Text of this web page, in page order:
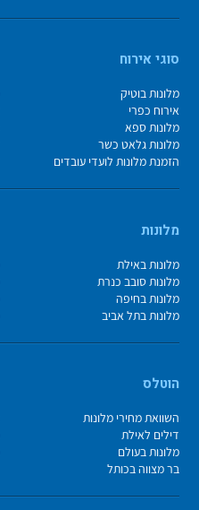
סוגי אירוח
מלונות בוטיק
אירוח כפרי
מלונות ספא
מלונות גלאט כשר
הזמנת מלונות לועדי עובדים
מלונות
מלונות באילת
מלונות סובב כנרת
מלונות בחיפה
מלונות בתל אביב
הוטלס
השוואת מחירי מלונות
דילים לאילת
מלונות בעולם
בר מצווה בכותל